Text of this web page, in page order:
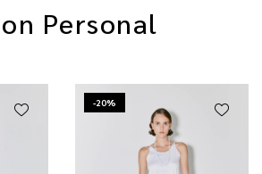
Personal
-20%